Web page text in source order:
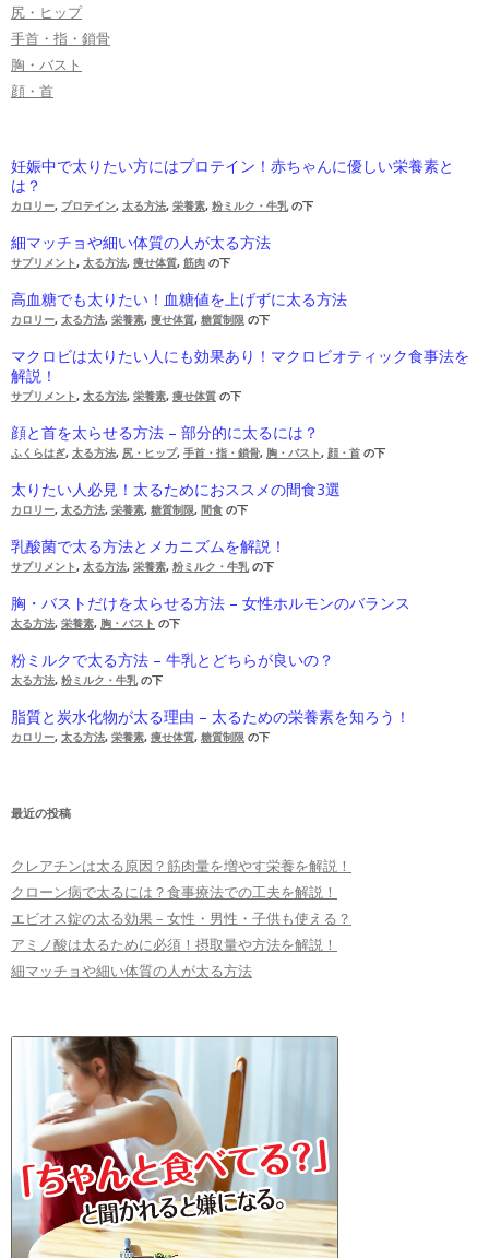
尻・ヒップ
手首・指・鎖骨
胸・バスト
顔・首
妊娠中で太りたい方にはプロテイン！赤ちゃんに優しい栄養素と
は？
カロリー, プロテイン, 太る方法, 栄養素, 粉ミルク・牛乳 の下
細マッチョや細い体質の人が太る方法
サプリメント, 太る方法, 痩せ体質, 筋肉 の下
高血糖でも太りたい！血糖値を上げずに太る方法
カロリー, 太る方法, 栄養素, 痩せ体質, 糖質制限 の下
マクロビは太りたい人にも効果あり！マクロビオティック食事法を
解説！
サプリメント, 太る方法, 栄養素, 痩せ体質 の下
顔と首を太らせる方法 – 部分的に太るには？
ふくらはぎ, 太る方法, 尻・ヒップ, 手首・指・鎖骨, 胸・バスト, 顔・首 の下
太りたい人必見！太るためにおススメの間食3選
カロリー, 太る方法, 栄養素, 糖質制限, 間食 の下
乳酸菌で太る方法とメカニズムを解説！
サプリメント, 太る方法, 栄養素, 粉ミルク・牛乳 の下
胸・バストだけを太らせる方法 – 女性ホルモンのバランス
太る方法, 栄養素, 胸・バスト の下
粉ミルクで太る方法 – 牛乳とどちらが良いの？
太る方法, 粉ミルク・牛乳 の下
脂質と炭水化物が太る理由 – 太るための栄養素を知ろう！
カロリー, 太る方法, 栄養素, 痩せ体質, 糖質制限 の下
最近の投稿
クレアチンは太る原因？筋肉量を増やす栄養を解説！
クローン病で太るには？食事療法での工夫を解説！
エビオス錠の太る効果 – 女性・男性・子供も使える？
アミノ酸は太るために必須！摂取量や方法を解説！
細マッチョや細い体質の人が太る方法